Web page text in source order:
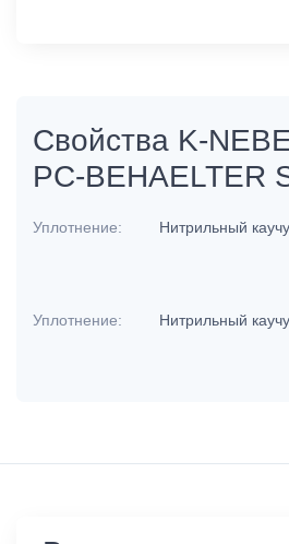
Свойства K-
PC-BEHAELTER
Уплотнение: Нитрильный
Уплотнение: Нитрильный